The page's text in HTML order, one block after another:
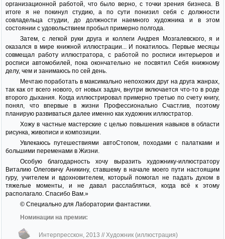
организационной работой, что было верно, с точки зрения бизнеса. В
итоге я не покинул студию, а по сути понизил себя с должности
совладельца студии, до должности наемного художника и в этом
состоянии с удовольствием пробыл примерно полгода.
Затем, с легкой руки друга и коллеги Андрея Мозгалевского, я и
оказался в мире книжной иллюстрации... И покатилось. Первые месяцы
совмещал работу иллюстратора, с работой по росписи интерьеров и
росписи автомобилей, пока окончательно не посвятил Себя книжному
делу, чем и занимаюсь по сей день.
Мечтаю поработать в максимально непохожих друг на друга жанрах,
так как от всего нового, от новых задач, внутри включается что-то в роде
второго дыхания. Когда иллюстрировал примерно третью по счету книгу,
понял, что впервые в жизни Профессионально Счастлив, поэтому
планирую развиваться далее именно как художник иллюстратор.
Хожу в частные мастерские с целью повышения навыков в области
рисунка, живописи и композиции.
Увлекаюсь путешествиями автоСтопом, походами с палатками и
большими переменами в Жизни.
Особую благодарность хочу выразить художнику-иллюстратору
Виталию Олеговичу Аникину, ставшему в начале моего пути настоящим
гуру, учителем и вдохновителем, который помогал не падать духом в
тяжелые моменты, и не давал расслабляться, когда всё к этому
располагало. Спасибо Вам.»
© Специально для Лаборатории фантастики.
Номинации на премии:
Интерпресскон, 2013 // Художник (иллюстрация)